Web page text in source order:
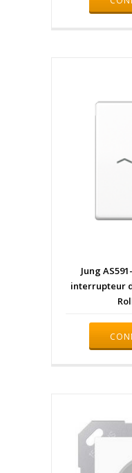
Jung
interrupteur